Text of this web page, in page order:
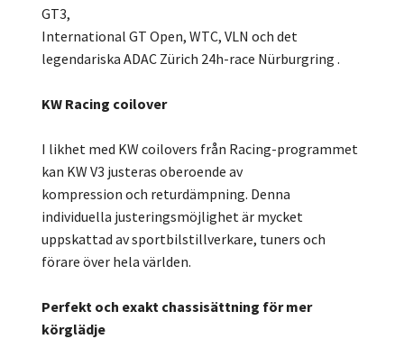
GT3,
International GT Open, WTC, VLN och det
legendariska ADAC Zürich 24h-race Nürburgring .
KW Racing coilover
I likhet med KW coilovers från Racing-programmet
kan KW V3 justeras oberoende av
kompression och returdämpning. Denna
individuella justeringsmöjlighet är mycket
uppskattad av sportbilstillverkare, tuners och
förare över hela världen.
Perfekt och exakt chassisättning för mer
körglädje